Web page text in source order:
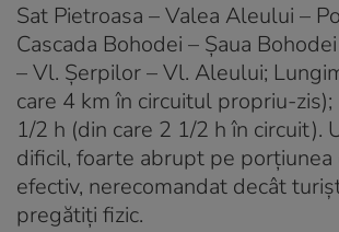
Sat Pietroasa – Valea Aleului –
Cascada Bohodei – Şaua
– Vl. Şerpilor – Vl. Aleului;
care 4 km în circuitul propriu-
1/2 h (din care 2 1/2 h în circuit).
dificil, foarte abrupt pe porţiunea
efectiv, nerecomandat decât
pregătiţi fizic.